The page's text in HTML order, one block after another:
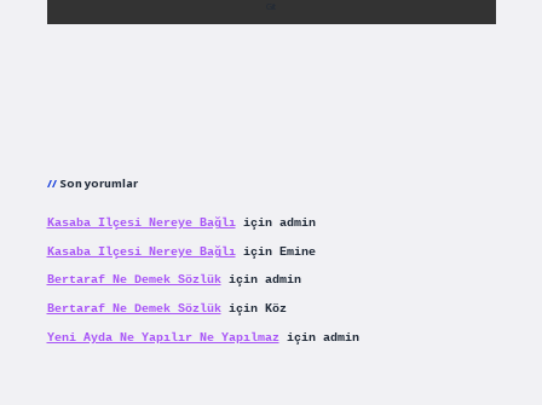
Son yorumlar
Kasaba Ilçesi Nereye Bağlıiçin admin
Kasaba Ilçesi Nereye Bağlıiçin Emine
Bertaraf Ne Demek Sözlükiçin admin
Bertaraf Ne Demek Sözlükiçin Köz
Yeni Ayda Ne Yapılır Ne Yapılmaziçin admin